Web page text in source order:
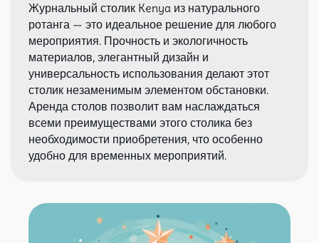
Журнальный столик Kenya из натурального
ротанга — это идеальное решение для любого
мероприятия. Прочность и экологичность
материалов, элегантный дизайн и
универсальность использования делают этот
столик незаменимым элементом обстановки.
Аренда столов позволит вам наслаждаться
всеми преимуществами этого столика без
необходимости приобретения, что особенно
удобно для временных мероприятий.